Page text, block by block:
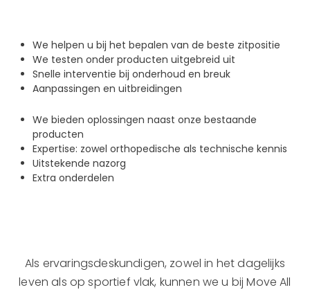
We helpen u bij het bepalen van de beste zitpositie
We testen onder producten uitgebreid uit
Snelle interventie bij onderhoud en breuk
Aanpassingen en uitbreidingen
We bieden oplossingen naast onze bestaande
producten
Expertise: zowel orthopedische als technische kennis
Uitstekende nazorg
Extra onderdelen
Als ervaringsdeskundigen, zowel in het dagelijks
leven als op sportief vlak, kunnen we u bij Move All